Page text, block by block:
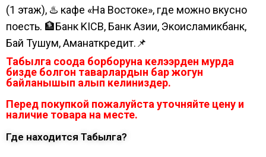
(1 этаж), ♨️ кафе «На Востоке», где можно вкусно
поесть. 🏦Банк KICB, Банк Азии, Экоисламикбанк,
Бай Тушум, Аманаткредит.📌
Табылга соода борборуна келээрден мурда
бизде болгон таварлардын бар жогун
байланышып алып келиниздер.
Перед покупкой пожалуйста уточняйте цену и
наличие товара на месте.
Где находится Табылга?